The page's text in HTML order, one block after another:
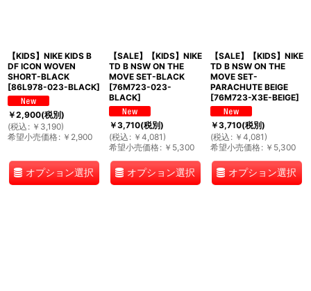
【KIDS】NIKE KIDS B
DF ICON WOVEN
SHORT-BLACK
[86L978-023-BLACK]
￥2,900(税別)
(税込 : ￥ 3,190)
希望小売価格: ￥ 2,900
オプション選択
【SALE】【KIDS】NIKE
TD B NSW ON THE
MOVE SET-BLACK
[76M723-023-
BLACK]
￥3,710(税別)
(税込 : ￥ 4,081)
希望小売価格: ￥ 5,300
オプション選択
【SALE】【KIDS】NIKE
TD B NSW ON THE
MOVE SET-
PARACHUTE BEIGE
[76M723-X3E-BEIGE]
￥3,710(税別)
(税込 : ￥ 4,081)
希望小売価格: ￥ 5,300
オプション選択